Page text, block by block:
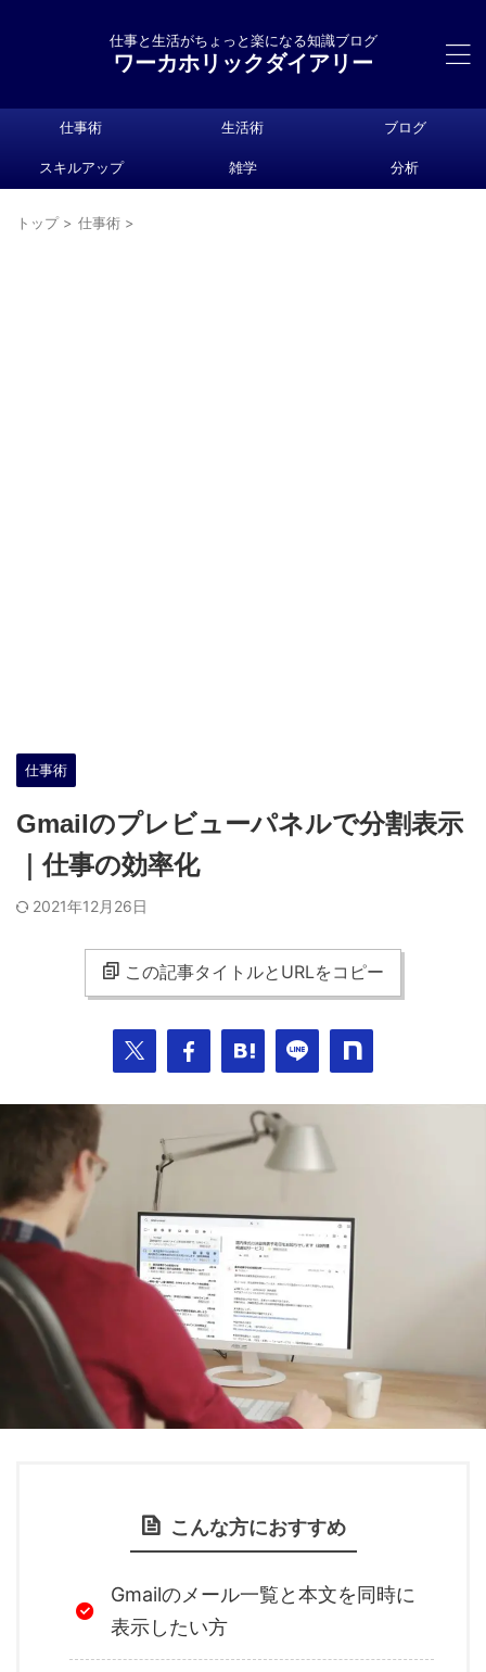
仕事と生活がちょっと楽になる知識ブログ
ワーカホリックダイアリー
仕事術 生活術 ブログ
スキルアップ 雑学 分析
トップ > 仕事術 >
仕事術
Gmailのプレビューパネルで分割表示
｜仕事の効率化
2021年12月26日
この記事タイトルとURLをコピー
こんな方におすすめ
Gmailのメール一覧と本文を同時に
表示したい方